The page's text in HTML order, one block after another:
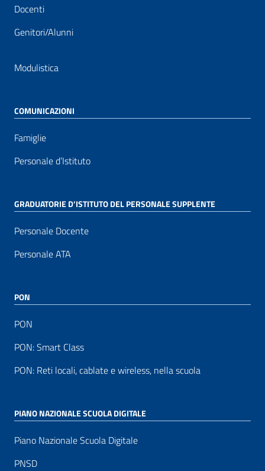
Docenti
Genitori/Alunni
Modulistica
COMUNICAZIONI
Famiglie
Personale d’Istituto
GRADUATORIE D’ISTITUTO DEL PERSONALE SUPPLENTE
Personale Docente
Personale ATA
PON
PON
PON: Smart Class
PON: Reti locali, cablate e wireless, nella scuola
PIANO NAZIONALE SCUOLA DIGITALE
Piano Nazionale Scuola Digitale
PNSD